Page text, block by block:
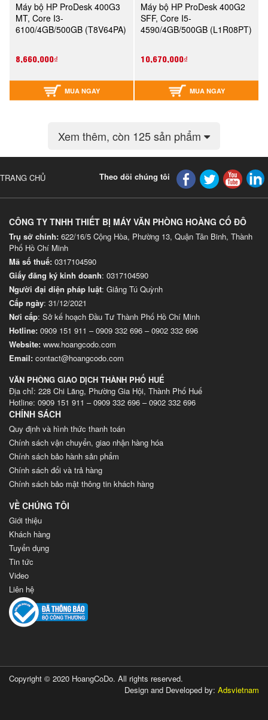
Máy bộ HP ProDesk 400G3
MT, Core I3-
6100/4GB/500GB (T8V64PA)
8,660,000₫
MUA NGAY
Máy bộ HP ProDesk 400G2
SFF, Core I5-
4590/4GB/500GB (L1R08PT)
10,670,000₫
MUA NGAY
Xem thêm, còn 125 sản phẩm
TRANG CHỦ Theo dõi chúng tôi
CÔNG TY TNHH THIẾT BỊ MÁY VĂN PHÒNG HOÀNG CỐ ĐÔ
Trụ sở chính: 622/16/5 Cộng Hòa, Phường 13, Quận Tân Binh, Thành
Phố Hồ Chí Minh
Mã số thuế: 0317104590
Giấy đăng ký kinh doanh: 0317104590
Người đại diện pháp luật: Giảng Tú Quỳnh
Cấp ngày: 31/12/2021
Nơi cấp: Sở kế hoạch Đầu Tư Thành Phố Hồ Chí Minh
Hotline: 0909 151 911 –0909 332 696 –0902 332 696
Website: www.hoangcodo.com
Email: contact@hoangcodo.com
VĂN PHÒNG GIAO DỊCH THÀNH PHỐ HUẾ
Địa chỉ: 228 Chi Lăng, Phường Gia Hội, Thành Phố Huế
Hotline: 0909 151 911 – 0909 332 696 – 0902 332 696
CHÍNH SÁCH
Quy định và hình thức thanh toán
Chính sách vận chuyển, giao nhận hàng hóa
Chính sách bảo hành sản phẩm
Chính sách đổi và trả hàng
Chính sách bảo mật thông tin khách hàng
VỀ CHÚNG TÔI
Giới thiệu
Khách hàng
Tuyển dụng
Tin tức
Video
Liên hệ
Copyright © 2020 HoangCoDo. All rights reserved.
Design and Developed by: Adsvietnam